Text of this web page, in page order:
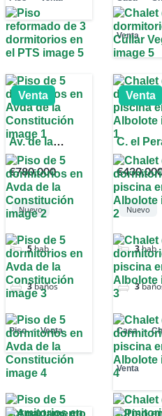
Venta
Venta
Av. de la
Constitución,
20, Beiro,
18012
Granada,
€780,000
Nuevo
5hab
3baños
Piso Venta
Venta
C. el
18220,
España
Nuevo
3hab
3
Casa
Venta